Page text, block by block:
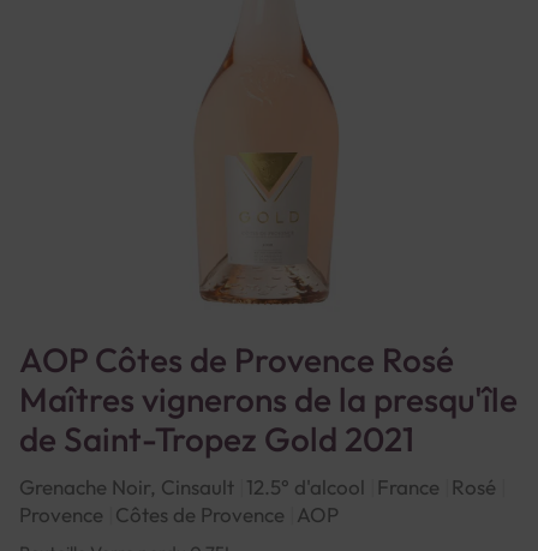
AOP Côtes de Provence Rosé
Maîtres vignerons de la presqu'île
de Saint-Tropez Gold 2021
Grenache Noir, Cinsault 12.5° d'alcool France
Rosé
Provence Côtes de Provence AOP